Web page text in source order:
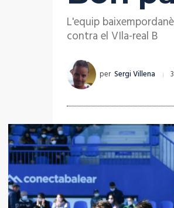
L'equip
contra el VIla-real B
per Sergi Villena